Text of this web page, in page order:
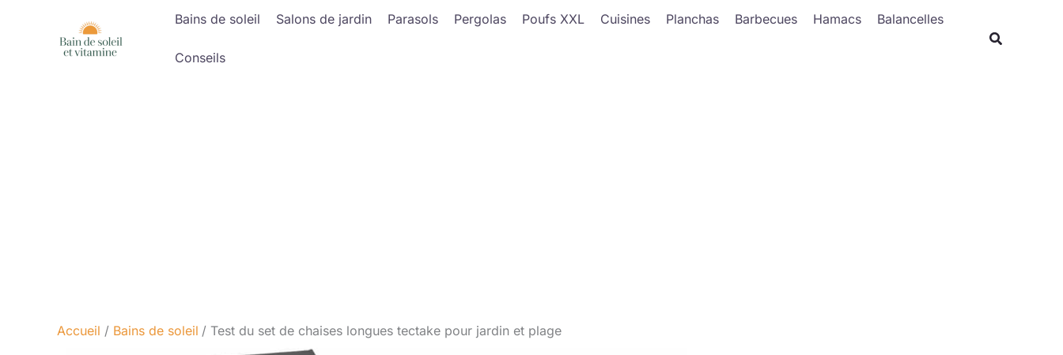
Bains de soleil Salons de jardin Parasols Pergolas Poufs XXL Cuisines Planchas Barbecues Hamacs Balancelles
Conseils
Accueil Bains de soleil Test du set de chaises longues tectake pour jardin et plage
Rechercher